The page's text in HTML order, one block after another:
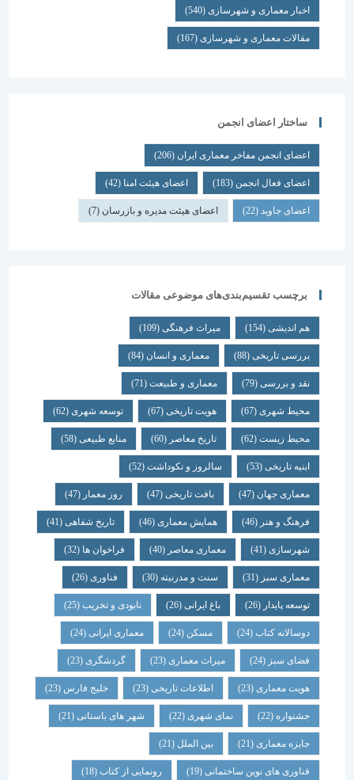
اخبار معماری و شهرسازی(540)
مقالات معماری و شهرسازی(167)
ساختار اعضای انجمن
اعضای انجمن مفاخر معماری ایران (206)
اعضای فعال انجمن(183) اعضای هیئت امنا(42)
اعضای جاوید(22) اعضای هیئت مدیره و بازرسان(7)
برچسب تقسیم‌بندی‌های موضوعی مقالات
هم اندیشی (154) میراث فرهنگی (109)
بررسی تاریخی (88) معماری و انسان (84)
نقد و بررسی (79) معماری و طبیعت (71)
محیط شهری(67) هویت تاریخی(67) توسعه شهری(62)
محیط زیست(62) تاریخ معاصر(60) منابع طبیعی(58)
ابنیه تاریخی(53) سالروز و نکوداشت(52)
معماری جهان (47) بافت تاریخی(47) روز معمار(47)
فرهنگ و هنر(46) همایش معماری (46) تاریخ شفاهی (41)
شهرسازی(41) معماری معاصر(40) فراخوان ها (32)
معماری سبز(31) سنت و مدرنیته(30) فناوری (26)
توسعه پایدار(26) باغ ایرانی(26) نابودی و تخریب(25)
دوسالانه کتاب(24) مسکن (24) معماری ایرانی(24)
فضای سبز(24) میراث معماری (23) گردشگری (23)
هویت معماری (23) اطلاعات تاریخی(23) خلیج فارس(23)
جشنواره(22) نمای شهری(22) شهر های باستانی (21)
جایزه معماری (21) بین الملل(21)
فناوری های نوین ساختمانی(19) رونمایی از کتاب (18)